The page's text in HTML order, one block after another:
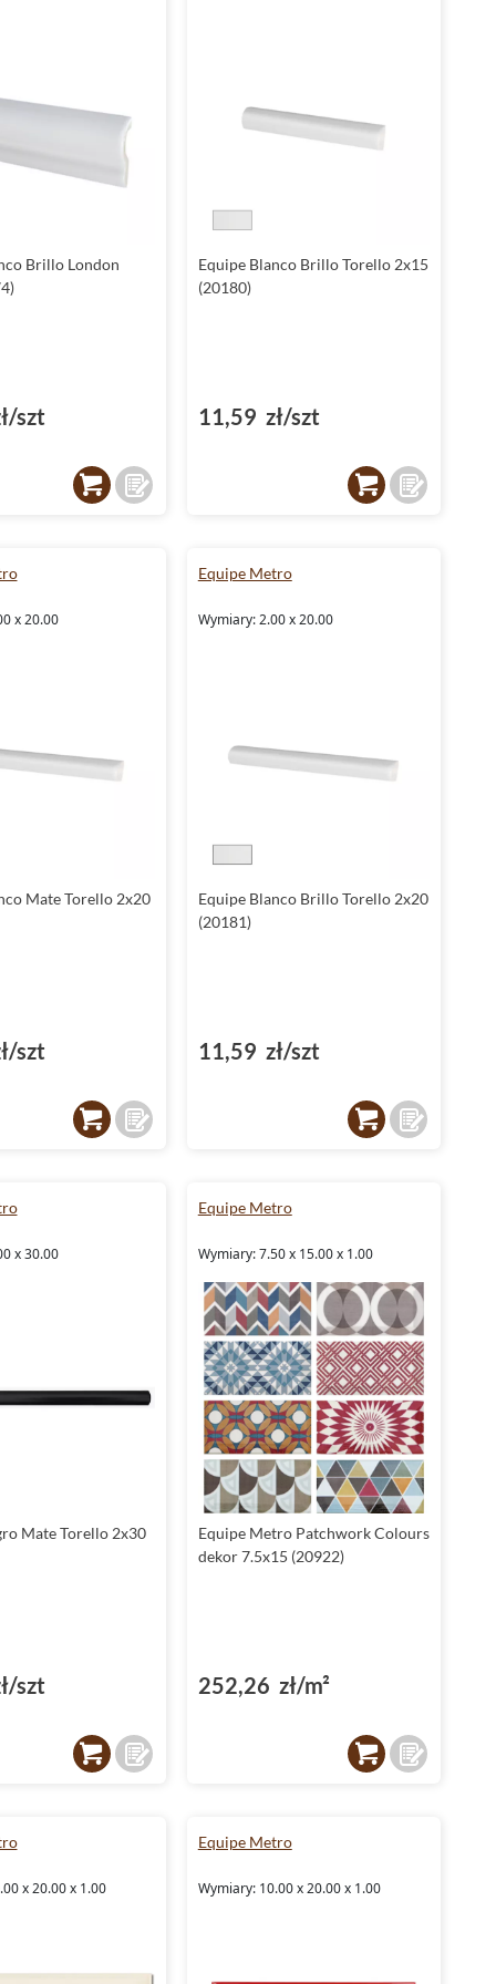
Wybór płytekEquipe Metro
to gwarancja satysfakcji i
radości z pięknie urządzonego wnętrza. Nie czekaj, sprawdź
naszą ofertę i przekonaj się, jak wiele możliwości daje Ci ta
kolekcja.
Brillo London
szt
Equipe Blanco Brillo Torello 2x15
(20180)
11,59 zł/szt
x 20.00
Mate Torello 2x20
szt
Equipe Metro
Wymiary: 2.00 x 20.00
Equipe Blanco Brillo Torello 2x20
(20181)
11,59 zł/szt
x 30.00
Mate Torello 2x30
szt
Equipe Metro
Wymiary: 7.50 x 15.00 x 1.00
Equipe Metro Patchwork Colours
dekor 7.5x15 (20922)
252,26 zł/m²
x 20.00 x 1.00
Equipe Metro
Wymiary: 10.00 x 20.00 x 1.00